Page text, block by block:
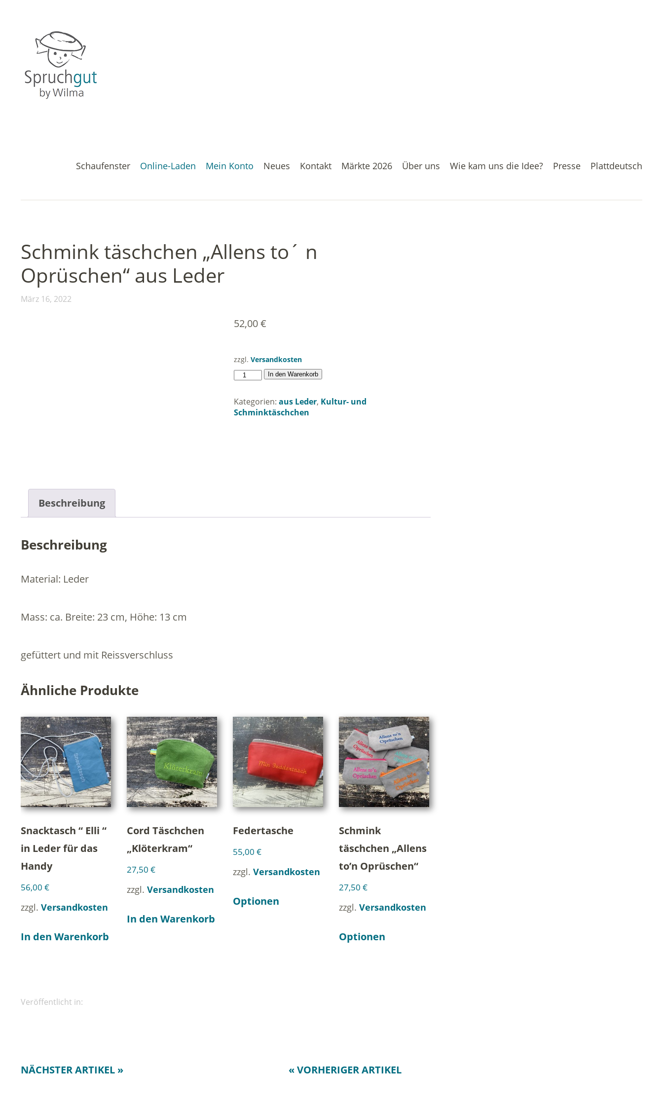
Schaufenster Online-Laden Mein Konto Neues Kontakt Märkte 2026 Über uns Wie kam uns die Idee? Presse Plattdeutsch
Schmink täschchen „Allens to´ n
Oprüschen“ aus Leder
März 16, 2022
52,00€
zzgl.Versandkosten
Schmink
to
´
In den Warenkorb
Kategorien:aus Leder, Kultur- und
Schminktäschchen
Beschreibung
Beschreibung
Material: Leder
Mass: ca. Breite: 23 cm, Höhe: 13 cm
gefüttert und mit Reissverschluss
Ähnliche Produkte
Snacktasch “ Elli “
in Leder für das
Handy
56,00 €
zzgl. Versandkosten
In den Warenkorb
Cord Täschchen
„Klöterkram“
27,50 €
zzgl. Versandkosten
In den Warenkorb
Federtasche
55,00 €
zzgl. Versandkosten
Optionen
Schmink
täschchen „Allens
to’n Oprüschen“
27,50 €
zzgl. Versandkosten
Optionen
Veröffentlicht in:
NÄCHSTER ARTIKEL » « VORHERIGER ARTIKEL